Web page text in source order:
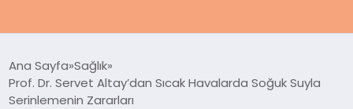
KADIN
Ana Sayfa Sağlık
Prof. Dr. Servet Altay’dan Sıcak Havalarda Soğuk Suyla
Serinlemenin Zararları